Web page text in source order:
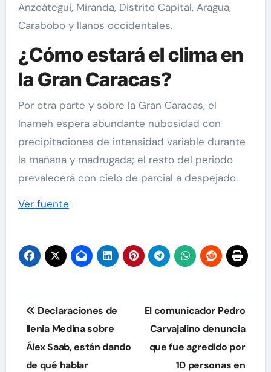
Anzoátegui, Miranda, Distrito Capital, Aragua,
Carabobo y llanos occidentales.
¿Cómo estará el clima en
la Gran Caracas?
Por otra parte y sobre la Gran Caracas, el
Inameh espera abundante nubosidad con
precipitaciones de intensidad variable durante
la mañana y madrugada; el resto del periodo
prevalecerá con cielo de parcial a despejado.
Ver fuente
Navegación
de
entradas
Declaraciones de
Ilenia Medina sobre
Álex Saab, están dando
de qué hablar
El comunicador Pedro
Carvajalino denuncia
que fue agredido por
10 personas en